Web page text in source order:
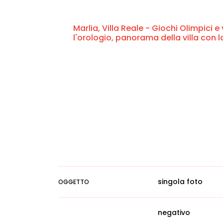
Marlia, Villa Reale - Giochi Olimpici
l'orologio, panorama della villa con
OGGETTO singola foto
negativo